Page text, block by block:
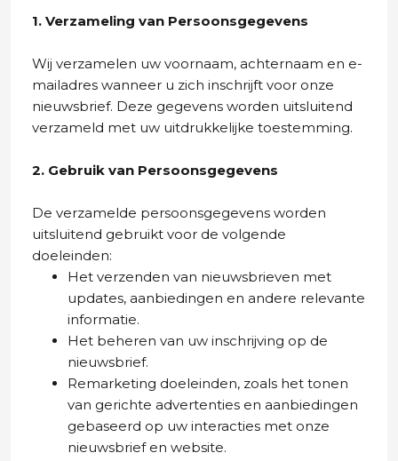
1. Verzameling van Persoonsgegevens
Wij verzamelen uw voornaam, achternaam en e-
mailadres wanneer u zich inschrijft voor onze
nieuwsbrief. Deze gegevens worden uitsluitend
verzameld met uw uitdrukkelijke toestemming.
2. Gebruik van Persoonsgegevens
De verzamelde persoonsgegevens worden
uitsluitend gebruikt voor de volgende
doeleinden:
Het verzenden van nieuwsbrieven met
updates, aanbiedingen en andere relevante
informatie.
Het beheren van uw inschrijving op de
nieuwsbrief.
Remarketing doeleinden, zoals het tonen
van gerichte advertenties en aanbiedingen
gebaseerd op uw interacties met onze
nieuwsbrief en website.